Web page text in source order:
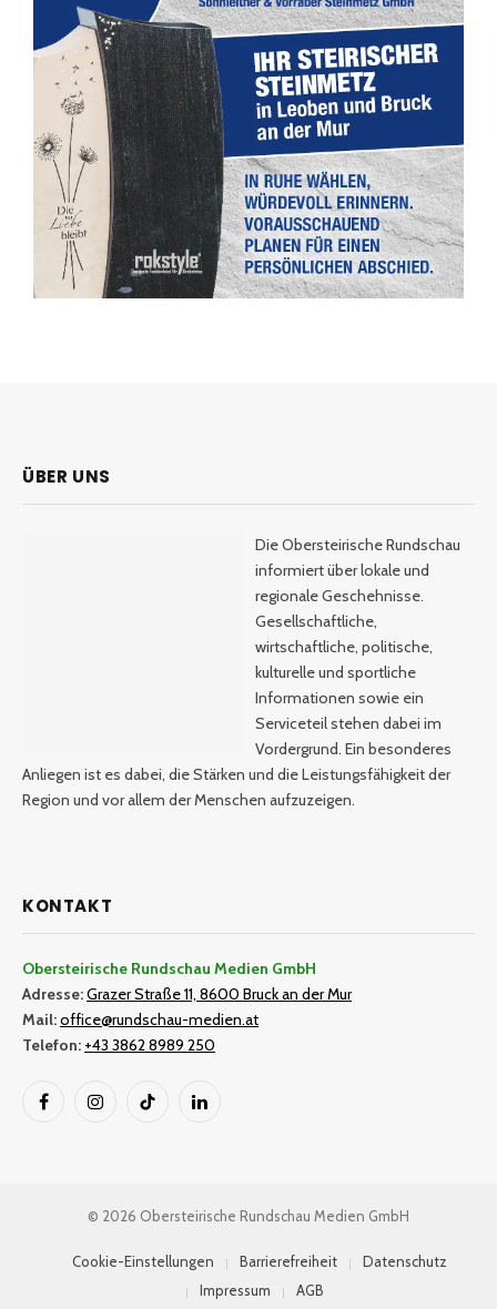
ÜBER UNS
Die Obersteirische Rundschau
informiert über lokale und
regionale Geschehnisse.
Gesellschaftliche,
wirtschaftliche, politische,
kulturelle und sportliche
Informationen sowie ein
Serviceteil stehen dabei im
Vordergrund. Ein besonderes
Anliegen ist es dabei, die Stärken und die Leistungsfähigkeit der
Region und vor allem der Menschen aufzuzeigen.
KONTAKT
Obersteirische Rundschau Medien GmbH
Adresse:Grazer Straße 11, 8600 Bruck an der Mur
Mail:office@rundschau-medien.at
Telefon: +43 3862 8989 250
FacebookInstagramTikTok LinkedIn
© 2026 Obersteirische Rundschau Medien GmbH
Cookie-Einstellungen Barrierefreiheit
Datenschutz
Impressum
AGB